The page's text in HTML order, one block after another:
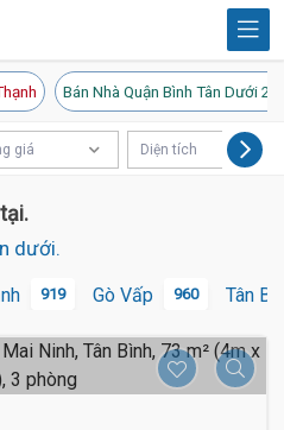
Bán Nhà Quận Bình Tân Dưới 20
giá Diện tích
dưới.
919 Gò Vấp 960 Tân